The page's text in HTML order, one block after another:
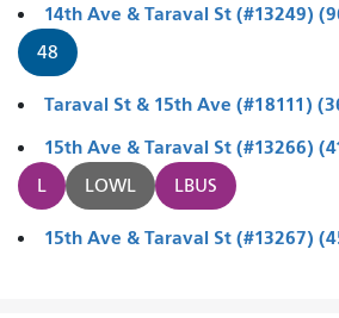
14th Ave & Taraval St (#13249)
48
Taraval St & 15th Ave (#18111)
15th Ave & Taraval St (#13266)
L LOWL LBUS
15th Ave & Taraval St (#13267)